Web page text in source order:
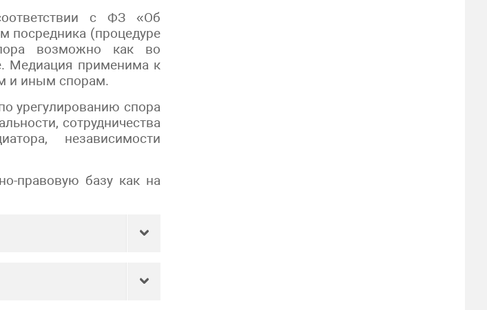
с ФЗ «Об
посредника (процедуре
возможно как во
Медиация применима к
и иным спорам.
урегулированию спора
сотрудничества
независимости
правовую базу как на